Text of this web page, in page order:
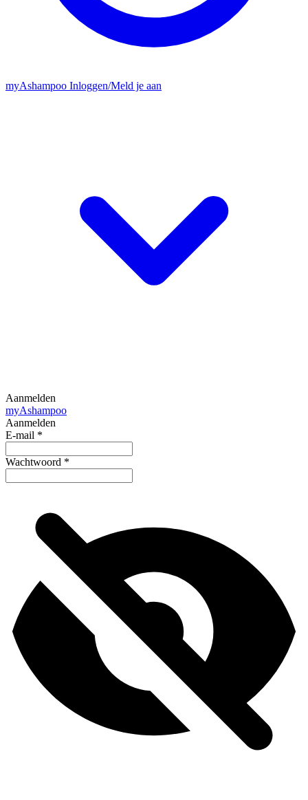
myAshampoo Inloggen/Meld je aan
Aanmelden
myAshampoo
Aanmelden
E-mail *
Wachtwoord *